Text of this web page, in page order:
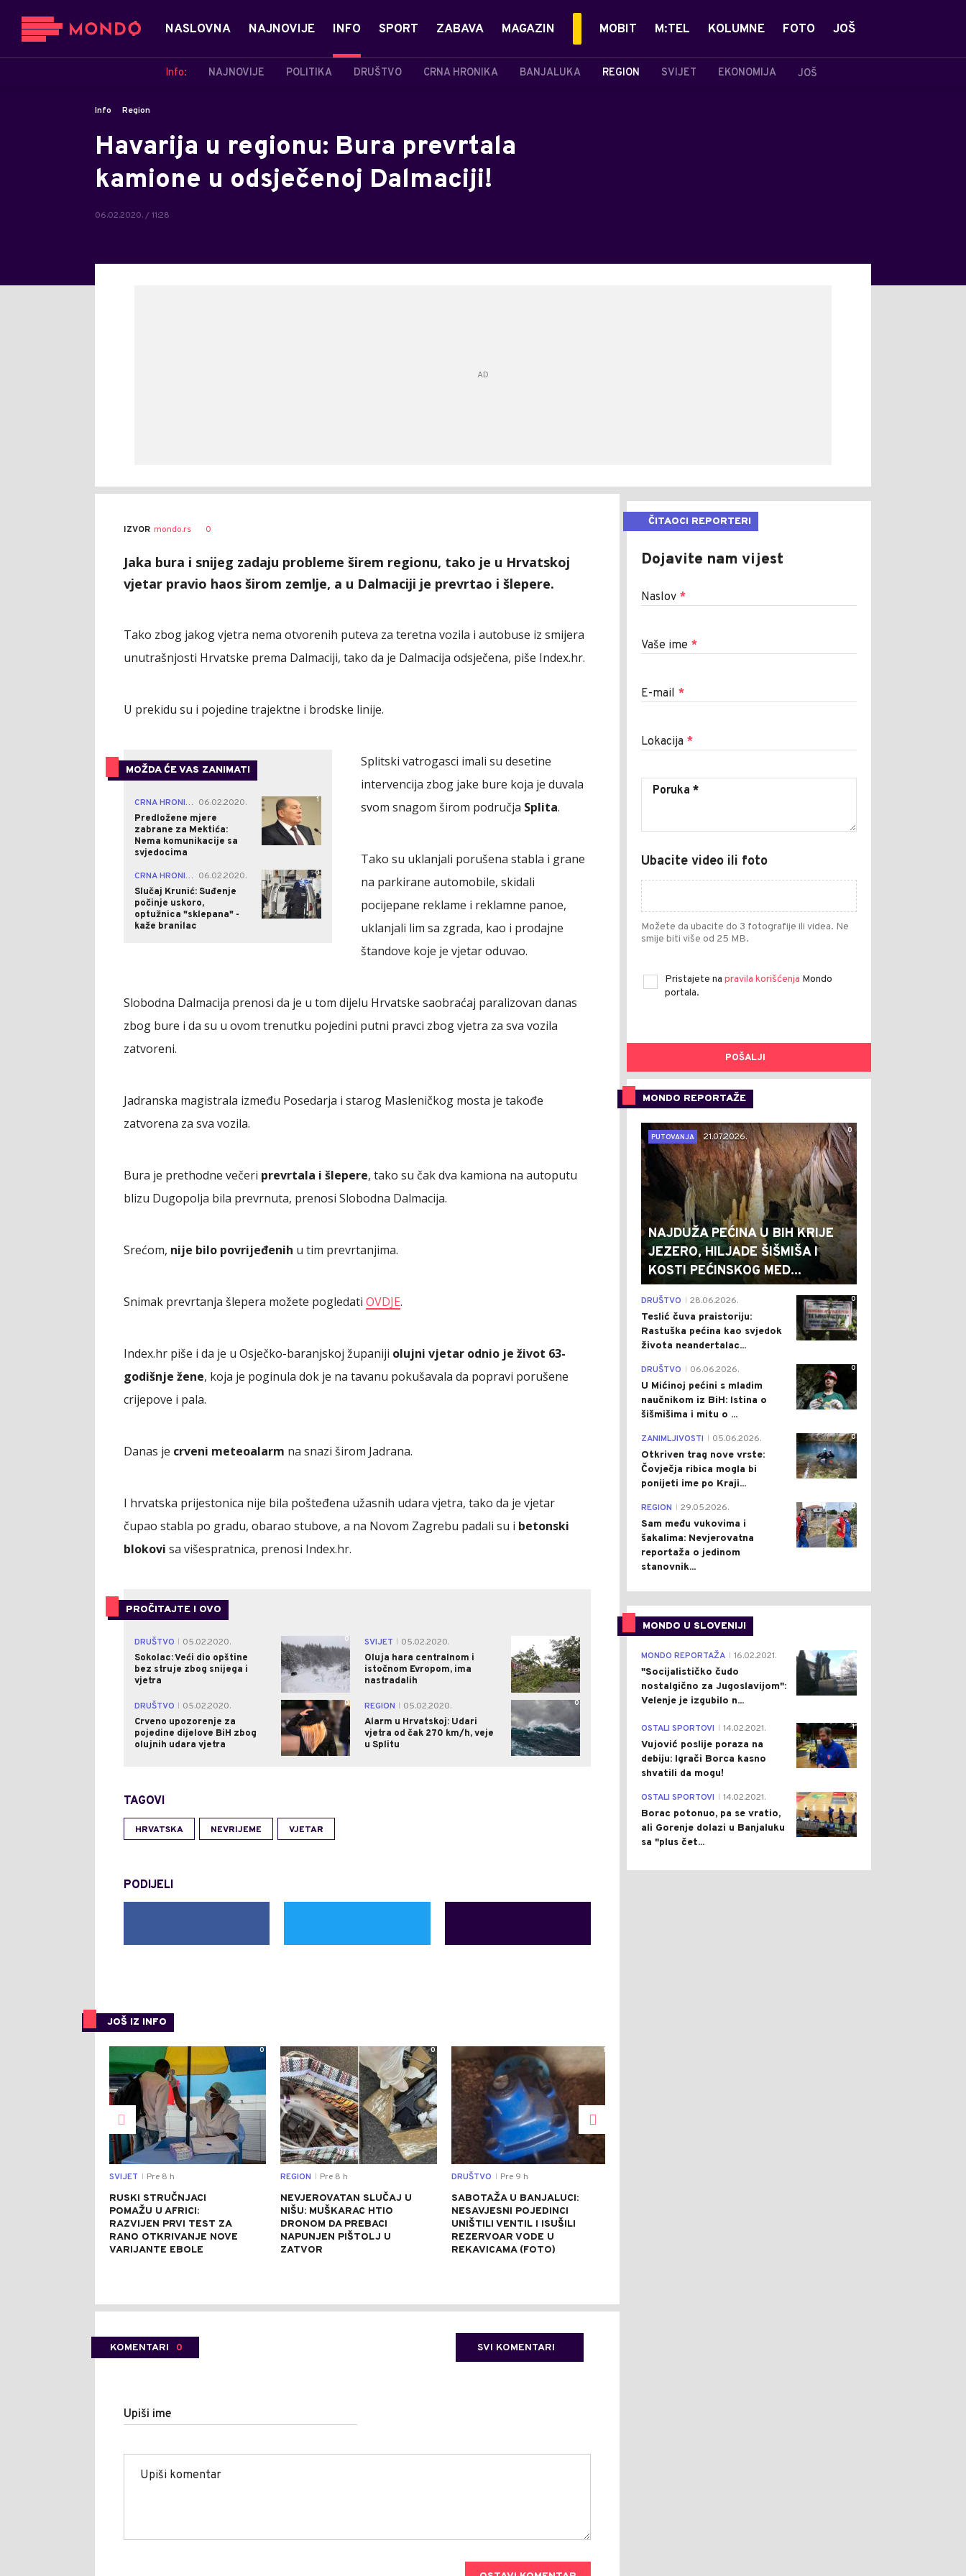
NASLOVNA NAJNOVIJE INFO
Info: NAJNOVIJE POLITIKA DRUŠTVO CRNA HRONIKA BANJALUKA REGION SVIJET EKONOMIJA JOŠ
SPORT ZABAVA MAGAZIN MOBIT M:TEL KOLUMNE FOTO JOŠ
Info Region
Havarija u regionu: Bura prevrtala
kamione u odsječenoj Dalmaciji!
06.02.2020. / 11:28
IZVOR mondo.rs 0
Jaka bura i snijeg zadaju probleme širem regionu, tako je u Hrvatskoj
vjetar pravio haos širom zemlje, a u Dalmaciji je prevrtao i šlepere.
Tako zbog jakog vjetra nema otvorenih puteva za teretna vozila i autobuse iz smijera
unutrašnjosti Hrvatske prema Dalmaciji, tako da je Dalmacija odsječena, piše Index.hr.
U prekidu su i pojedine trajektne i brodske linije.
MOŽDA ĆE VAS ZANIMATI
CRNA HRONIKA 06.02.2020.
Predložene mjere
zabrane za Mektića:
Nema komunikacije sa
svjedocima
1
CRNA HRONIKA 06.02.2020.
Slučaj Krunić: Suđenje
počinje uskoro,
optužnica "sklepana" -
kaže branilac
0
Splitski vatrogasci imali su desetine
intervencija zbog jake bure koja je duvala
svom snagom širom područja Splita.
Tako su uklanjali porušena stabla i grane
na parkirane automobile, skidali
pocijepane reklame i reklamne panoe,
uklanjali lim sa zgrada, kao i prodajne
štandove koje je vjetar oduvao.
Slobodna Dalmacija prenosi da je u tom dijelu Hrvatske saobraćaj paralizovan danas
zbog bure i da su u ovom trenutku pojedini putni pravci zbog vjetra za sva vozila
zatvoreni.
Jadranska magistrala između Posedarja i starog Masleničkog mosta je takođe
zatvorena za sva vozila.
Bura je prethodne večeri prevrtala i šlepere, tako su čak dva kamiona na autoputu
blizu Dugopolja bila prevrnuta, prenosi Slobodna Dalmacija.
Srećom, nije bilo povrijeđenih u tim prevrtanjima.
Snimak prevrtanja šlepera možete pogledati OVDJE.
Index.hr piše i da je u Osječko-baranjskoj županiji olujni vjetar odnio je život 63-
godišnje žene, koja je poginula dok je na tavanu pokušavala da popravi porušene
crijepove i pala.
Danas je crveni meteoalarm na snazi širom Jadrana.
I hrvatska prijestonica nije bila pošteđena užasnih udara vjetra, tako da je vjetar
čupao stabla po gradu, obarao stubove, a na Novom Zagrebu padali su i betonski
blokovi sa višespratnica, prenosi Index.hr.
PROČITAJTE I OVO
DRUŠTVO
05.02.2020.
Sokolac: Veći dio opštine
bez struje zbog snijega i
vjetra
0 SVIJET
05.02.2020.
Oluja hara centralnom i
istočnom Evropom, ima
nastradalih
0
DRUŠTVO
05.02.2020.
Crveno upozorenje za
pojedine dijelove BiH zbog
olujnih udara vjetra
0 REGION
05.02.2020.
Alarm u Hrvatskoj: Udari
vjetra od čak 270 km/h, veje
u Splitu
0
TAGOVI
HRVATSKA NEVRIJEME VJETAR
PODIJELI
JOŠ IZ INFO
0
SVIJET Pre 8 h
RUSKI STRUČNJACI
POMAŽU U AFRICI:
RAZVIJEN PRVI TEST ZA
RANO OTKRIVANJE NOVE
VARIJANTE EBOLE
0
REGION Pre 8 h
NEVJEROVATAN SLUČAJ U
NIŠU: MUŠKARAC HTIO
DRONOM DA PREBACI
NAPUNJEN PIŠTOLJ U
ZATVOR
1
DRUŠTVO Pre 9 h
SABOTAŽA U BANJALUCI:
NESAVJESNI POJEDINCI
UNIŠTILI VENTIL I ISUŠILI
REZERVOAR VODE U
REKAVICAMA (FOTO)
KOMENTARI 0 SVI KOMENTARI
Upiši ime
ČITAOCI REPORTERI
Dojavite nam vijest
Naslov *
Vaše ime *
E-mail *
Lokacija *
Ubacite video ili foto
Možete da ubacite do 3 fotografije ili videa. Ne
smije biti više od 25 MB.
Pristajete na pravila korišćenja Mondo
portala.
POŠALJI
MONDO REPORTAŽE
0
PUTOVANJA
21.07.2026.
NAJDUŽA PEĆINA U BIH KRIJE
JEZERO, HILJADE ŠIŠMIŠA I
KOSTI PEĆINSKOG MED...
0
DRUŠTVO 28.06.2026.
Teslić čuva praistoriju:
Rastuška pećina kao svjedok
života neandertalac...
0
DRUŠTVO 06.06.2026.
U Mićinoj pećini s mladim
naučnikom iz BiH: Istina o
šišmišima i mitu o ...
0
ZANIMLJIVOSTI 05.06.2026.
Otkriven trag nove vrste:
Čovječja ribica mogla bi
ponijeti ime po Kraji...
0
REGION 29.05.2026.
Sam među vukovima i
šakalima: Nevjerovatna
reportaža o jedinom
stanovnik...
MONDO U SLOVENIJI
4
MONDO REPORTAŽA 16.02.2021.
"Socijalističko čudo
nostalgično za Jugoslavijom":
Velenje je izgubilo n...
1
OSTALI SPORTOVI 14.02.2021.
Vujović poslije poraza na
debiju: Igrači Borca kasno
shvatili da mogu!
3
OSTALI SPORTOVI 14.02.2021.
Borac potonuo, pa se vratio,
ali Gorenje dolazi u Banjaluku
sa "plus čet...